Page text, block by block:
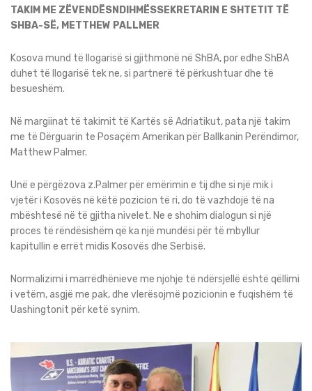
TAKIM ME ZËVENDËSNDIHMËSSEKRETARIN E SHTETIT TË
SHBA-SË, METTHEW PALLMER
Kosova mund të llogarisë si gjithmonë në ShBA, por edhe ShBA
duhet të llogarisë tek ne, si partnerë të përkushtuar dhe të
besueshëm.
Në margiinat të takimit të Kartës së Adriatikut, pata një takim
me të Dërguarin te Posaçëm Amerikan për Ballkanin Perëndimor,
Matthew Palmer.
Unë e përgëzova z.Palmer për emërimin e tij dhe si një mik i
vjetër i Kosovës në këtë pozicion të ri, do të vazhdojë të na
mbështesë në të gjitha nivelet. Ne e shohim dialogun si një
proces të rëndësishëm që ka një mundësi për të mbyllur
kapitullin e errët midis Kosovës dhe Serbisë.
Normalizimi i marrëdhënieve me njohje të ndërsjellë është qëllimi
i vetëm, asgjë me pak, dhe vlerësojmë pozicionin e fuqishëm të
Uashingtonit për ketë synim.